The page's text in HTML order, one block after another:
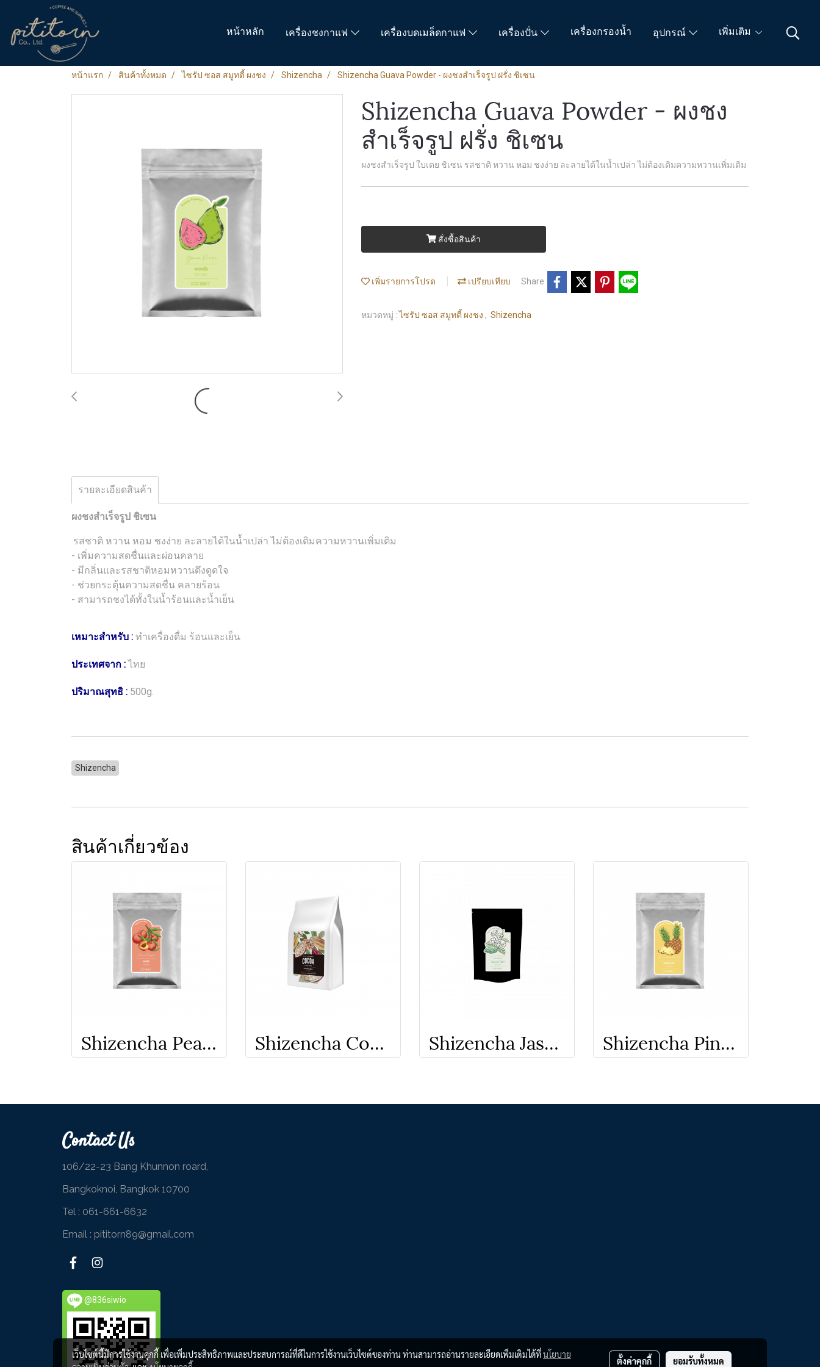
หน้าหลัก เครื่องชงกาแฟ เครื่องบดเมล็ดกาแฟ เครื่องปั่น เครื่องกรองน้ำ อุปกรณ์ เพิ่มเติม
หน้าแรก สินค้าทั้งหมด ไซรัป ซอส สมูทตี้ ผงชง Shizencha Shizencha Guava Powder - ผงชงสำเร็จรูป ฝรั่ง ชิเซน
Shizencha Guava Powder - ผงชง
สำเร็จรูป ฝรั่ง ชิเซน
ผงชงสำเร็จรูป ใบเตย ชิเซน รสชาติ หวาน หอม ชงง่าย ละลายได้ในน้ำเปล่า ไม่ต้องเติมความหวานเพิ่มเติม
สั่งซื้อสินค้า
เพิ่มรายการโปรด เปรียบเทียบ Share
หมวดหมู่ :ไซรัป ซอส สมูทตี้ ผงชง , Shizencha
รายละเอียดสินค้า
ผงชงสำเร็จรูป ชิเซน
รสชาติ หวาน หอม ชงง่าย ละลายได้ในน้ำเปล่า ไม่ต้องเติมความหวานเพิ่มเติม
- เพิ่มความสดชื่นเเละผ่อนคลาย
- มีกลิ่นและรสชาติหอมหวานดึงดูดใจ
- ช่วยกระตุ้นความสดชื่น คลายร้อน
- สามารถชงได้ทั้งในน้ำร้อนและน้ำเย็น
เหมาะสำหรับ : ทำเครื่องดื่ม ร้อนและเย็น
ประเทศจาก : ไทย
ปริมาณสุทธิ : 500g.
Shizencha
สินค้าเกี่ยวข้อง
Shizencha Peach Powder - ผงชงสำเร็จรูป พีช ชิเซน Shizencha Cocoa Powder 100% - ผงโกโก้100% ชิเซนฉะ Shizencha Jasmine Tea Powder - ผงชงสำเร็จรูป ชามะลิ ชิเซน Shizencha Pineapple Powder - ผงชงสำเร็จรูป สับปะรด ชิเซน
Contact Us
106/22-23 Bang Khunnon roard,
Bangkoknoi, Bangkok 10700
Tel : 061-661-6632
Email : pititorn89@gmail.com
@836siwio
เว็บไซต์นี้มีการใช้งานคุกกี้ เพื่อเพิ่มประสิทธิภาพและประสบการณ์ที่ดีในการใช้งานเว็บไซต์ของท่าน ท่านสามารถอ่านรายละเอียดเพิ่มเติมได้ที่นโยบาย
ตั้งค่าคุกกี้ ยอมรับทั้งหมด